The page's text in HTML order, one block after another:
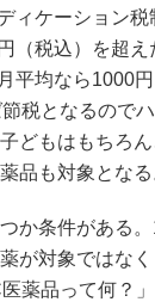
ケーション税
（税込）を超
平均なら1000
税となるので
どもはもちろ
品も対象となる
か条件がある
が対象ではなく
薬品って何？